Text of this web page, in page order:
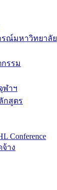
รณ์มหาวิทยาลัย
รรม
ฬาฯ
กสูตร
Conference
าง